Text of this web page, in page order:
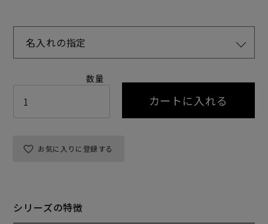
お気に入りに登録する
カートに入れる
名入れの指定
シリーズの特徴